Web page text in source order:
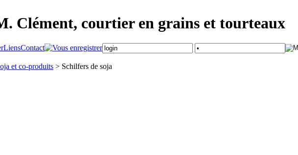
Clément, courtier en grains et tourteaux
LiensContact
et co-produits > Schilfers de soja